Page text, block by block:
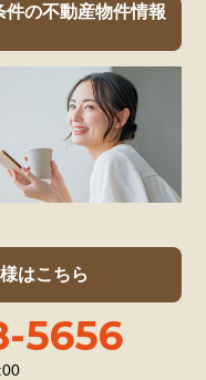
件の不動産物件情報
はこちら
5656